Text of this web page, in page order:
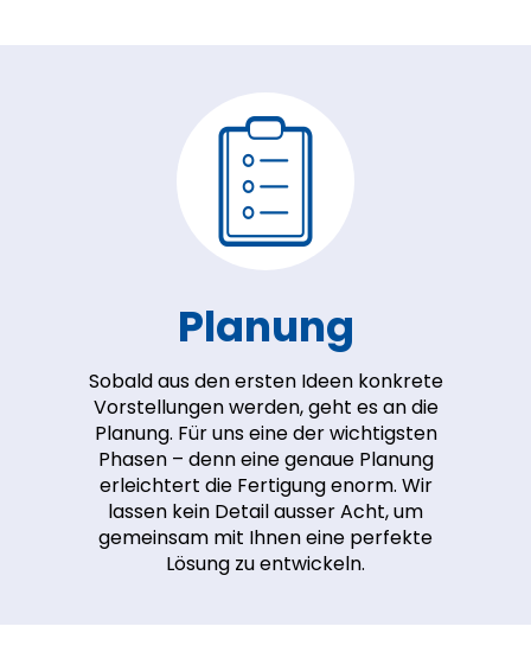
Planung
Sobald aus den ersten Ideen konkrete
Vorstellungen werden, geht es an die
Planung. Für uns eine der wichtigsten
Phasen – denn eine genaue Planung
erleichtert die Fertigung enorm. Wir
lassen kein Detail ausser Acht, um
gemeinsam mit Ihnen eine perfekte
Lösung zu entwickeln.